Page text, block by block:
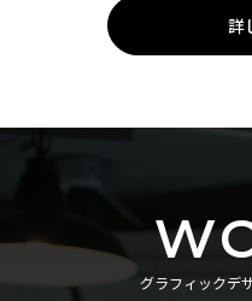
詳
グラフィックデ